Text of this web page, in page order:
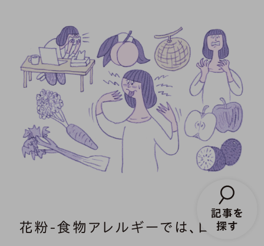
花粉-食物アレルギーでは、口や喉